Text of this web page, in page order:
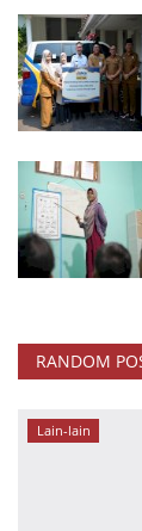
RANDOM
Lain-lain